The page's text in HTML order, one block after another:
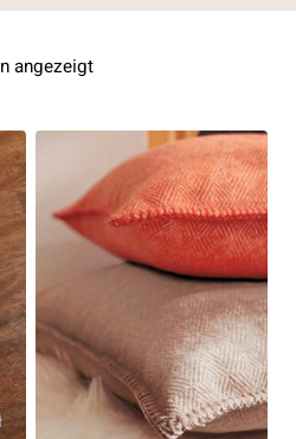
angezeigtNach
sortiert